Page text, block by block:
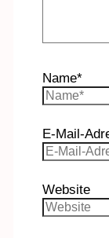
Name*
E-Mail-
Website